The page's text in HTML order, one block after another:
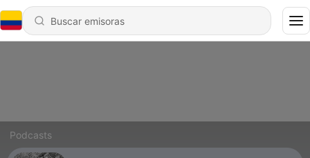
Podcasts